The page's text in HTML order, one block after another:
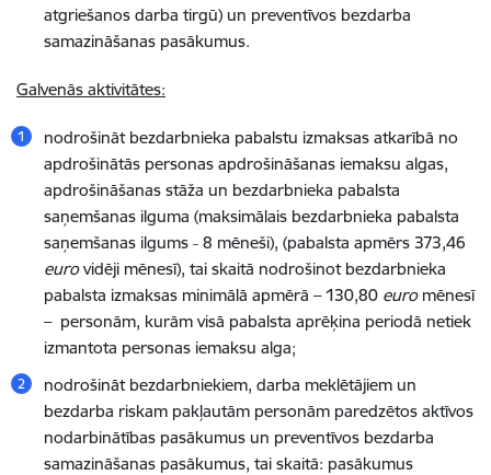
atgriešanos darba tirgū) un preventīvos bezdarba
samazināšanas pasākumus.
Galvenās aktivitātes:
nodrošināt bezdarbnieka pabalstu izmaksas atkarībā no
apdrošinātās personas apdrošināšanas iemaksu algas,
apdrošināšanas stāža un bezdarbnieka pabalsta
saņemšanas ilguma (maksimālais bezdarbnieka pabalsta
saņemšanas ilgums ˗ 8 mēneši), (pabalsta apmērs 373,46
eurovidēji mēnesī), tai skaitā nodrošinot bezdarbnieka
pabalsta izmaksas minimālā apmērā – 130,80 euromēnesī
– personām, kurām visā pabalsta aprēķina periodā netiek
izmantota personas iemaksu alga;
nodrošināt bezdarbniekiem, darba meklētājiem un
bezdarba riskam pakļautām personām paredzētos aktīvos
nodarbinātības pasākumus un preventīvos bezdarba
samazināšanas pasākumus, tai skaitā: pasākumus